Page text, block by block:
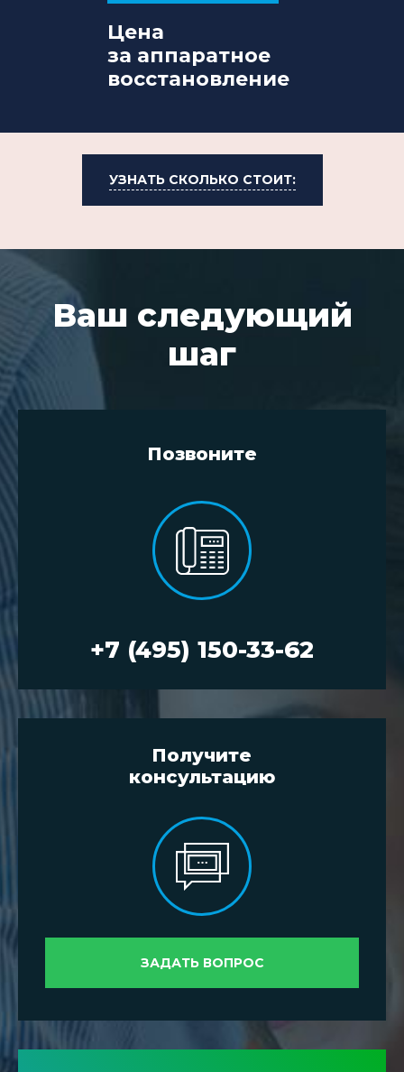
Цена
за аппаратное
восстановление
УЗНАТЬ СКОЛЬКО СТОИТ:
Ваш следующий
шаг
Позвоните
+7 (495) 150-33-62
Получите
консультацию
ЗАДАТЬ ВОПРОС